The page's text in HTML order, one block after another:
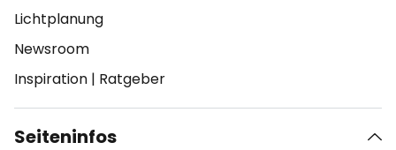
Lichtplanung
Newsroom
Inspiration | Ratgeber
Seiteninfos